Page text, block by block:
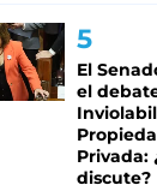
El
el
Privada:
discute?